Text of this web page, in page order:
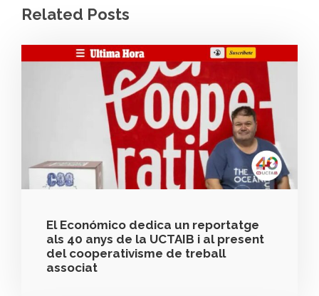
Related Posts
El Económico dedica un reportatge
als 40 anys de la UCTAIB i al present
del cooperativisme de treball
associat